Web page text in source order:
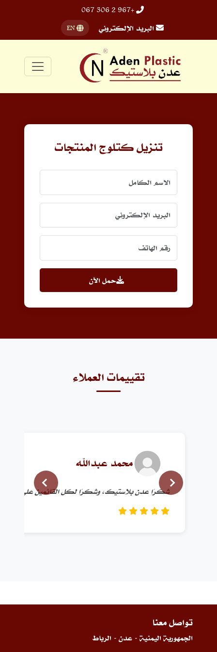
+967 2 306 067
البريد الإلكتروني
EN
تنزيل كتلوج المنتجات
حمل الآن
تقييمات العملاء
محمد عبدالله
شكرًا عدن بلاستيك، وشكرًا لكل القائمين على هذه
تواصل معنا
الجمهورية اليمنية - عدن - الرباط